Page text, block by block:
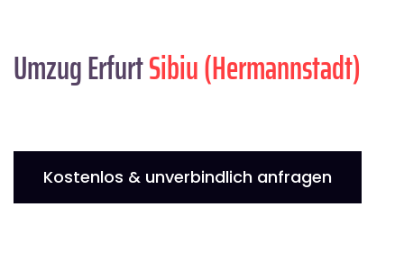
Umzug ErfurtSibiu (Hermannstadt)
Kostenlos & unverbindlich anfragen